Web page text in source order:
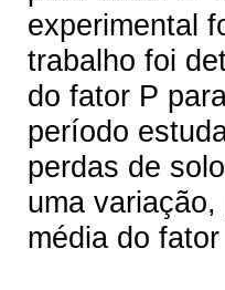
experimental
trabalho foi
do fator P
período
perdas de
uma
média do fator